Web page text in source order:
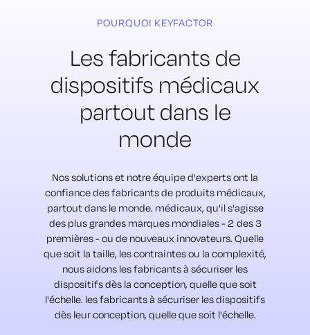
POURQUOI KEYFACTOR
Les fabricants de
dispositifs médicaux
partout dans le
monde
Nos solutions et notre équipe d'experts ont la
confiance des fabricants de produits médicaux,
partout dans le monde.médicaux, qu'il s'agisse
des plus grandes marques mondiales - 2 des 3
premières - ou de nouveaux innovateurs. Quelle
que soit la taille, les contraintes ou la complexité,
nous aidons les fabricants à sécuriser les
dispositifs dès la conception, quelle que soit
l'échelle. les fabricants à sécuriser les dispositifs
dès leur conception, quelle que soit l'échelle.